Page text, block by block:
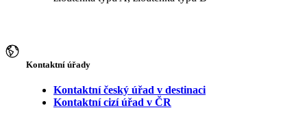
Kontaktní úřady
Kontaktní český úřad v destinaci
Kontaktní cizí úřad v ČR